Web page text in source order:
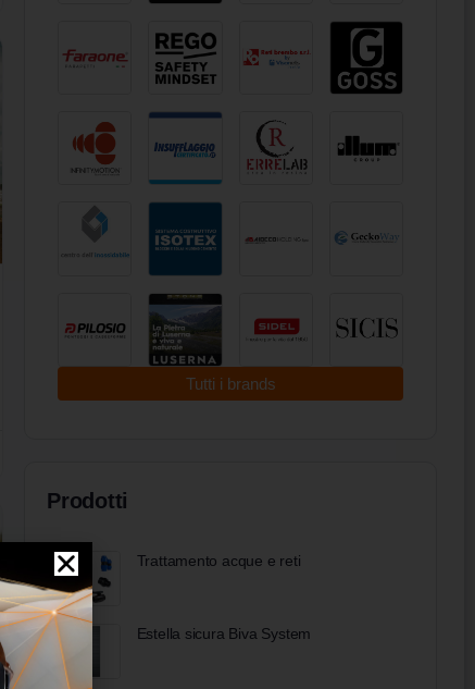
Tutti i brands
Prodotti
Trattamento acque e reti
Estella sicura Biva System